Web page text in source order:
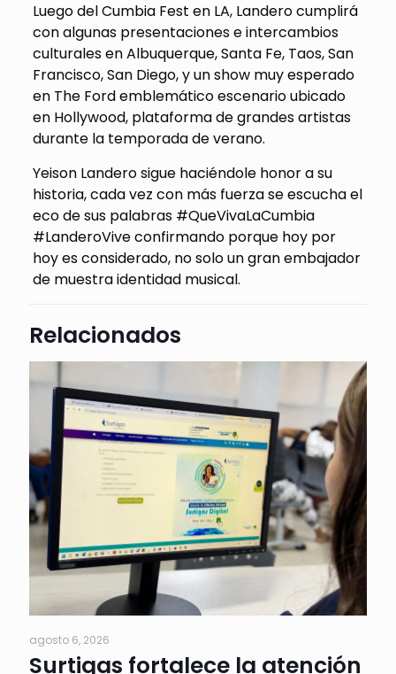
Luego del Cumbia Fest en LA, Landero cumplirá
con algunas presentaciones e intercambios
culturales en Albuquerque, Santa Fe, Taos, San
Francisco, San Diego, y un show muy esperado
en The Ford emblemático escenario ubicado
en Hollywood, plataforma de grandes artistas
durante la temporada de verano.
Yeison Landero sigue haciéndole honor a su
historia, cada vez con más fuerza se escucha el
eco de sus palabras #QueVivaLaCumbia
#LanderoVive confirmando porque hoy por
hoy es considerado, no solo un gran embajador
de muestra identidad musical.
Relacionados
agosto 6, 2026
Surtigas fortalece la atención